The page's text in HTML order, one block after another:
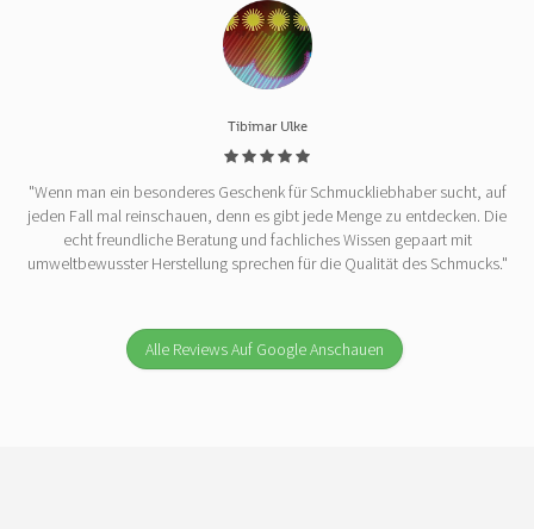
Tibimar Ulke
"Wenn man ein besonderes Geschenk für Schmuckliebhaber sucht, auf
jeden Fall mal reinschauen, denn es gibt jede Menge zu entdecken. Die
echt freundliche Beratung und fachliches Wissen gepaart mit
umweltbewusster Herstellung sprechen für die Qualität des Schmucks."
Alle Reviews Auf Google Anschauen